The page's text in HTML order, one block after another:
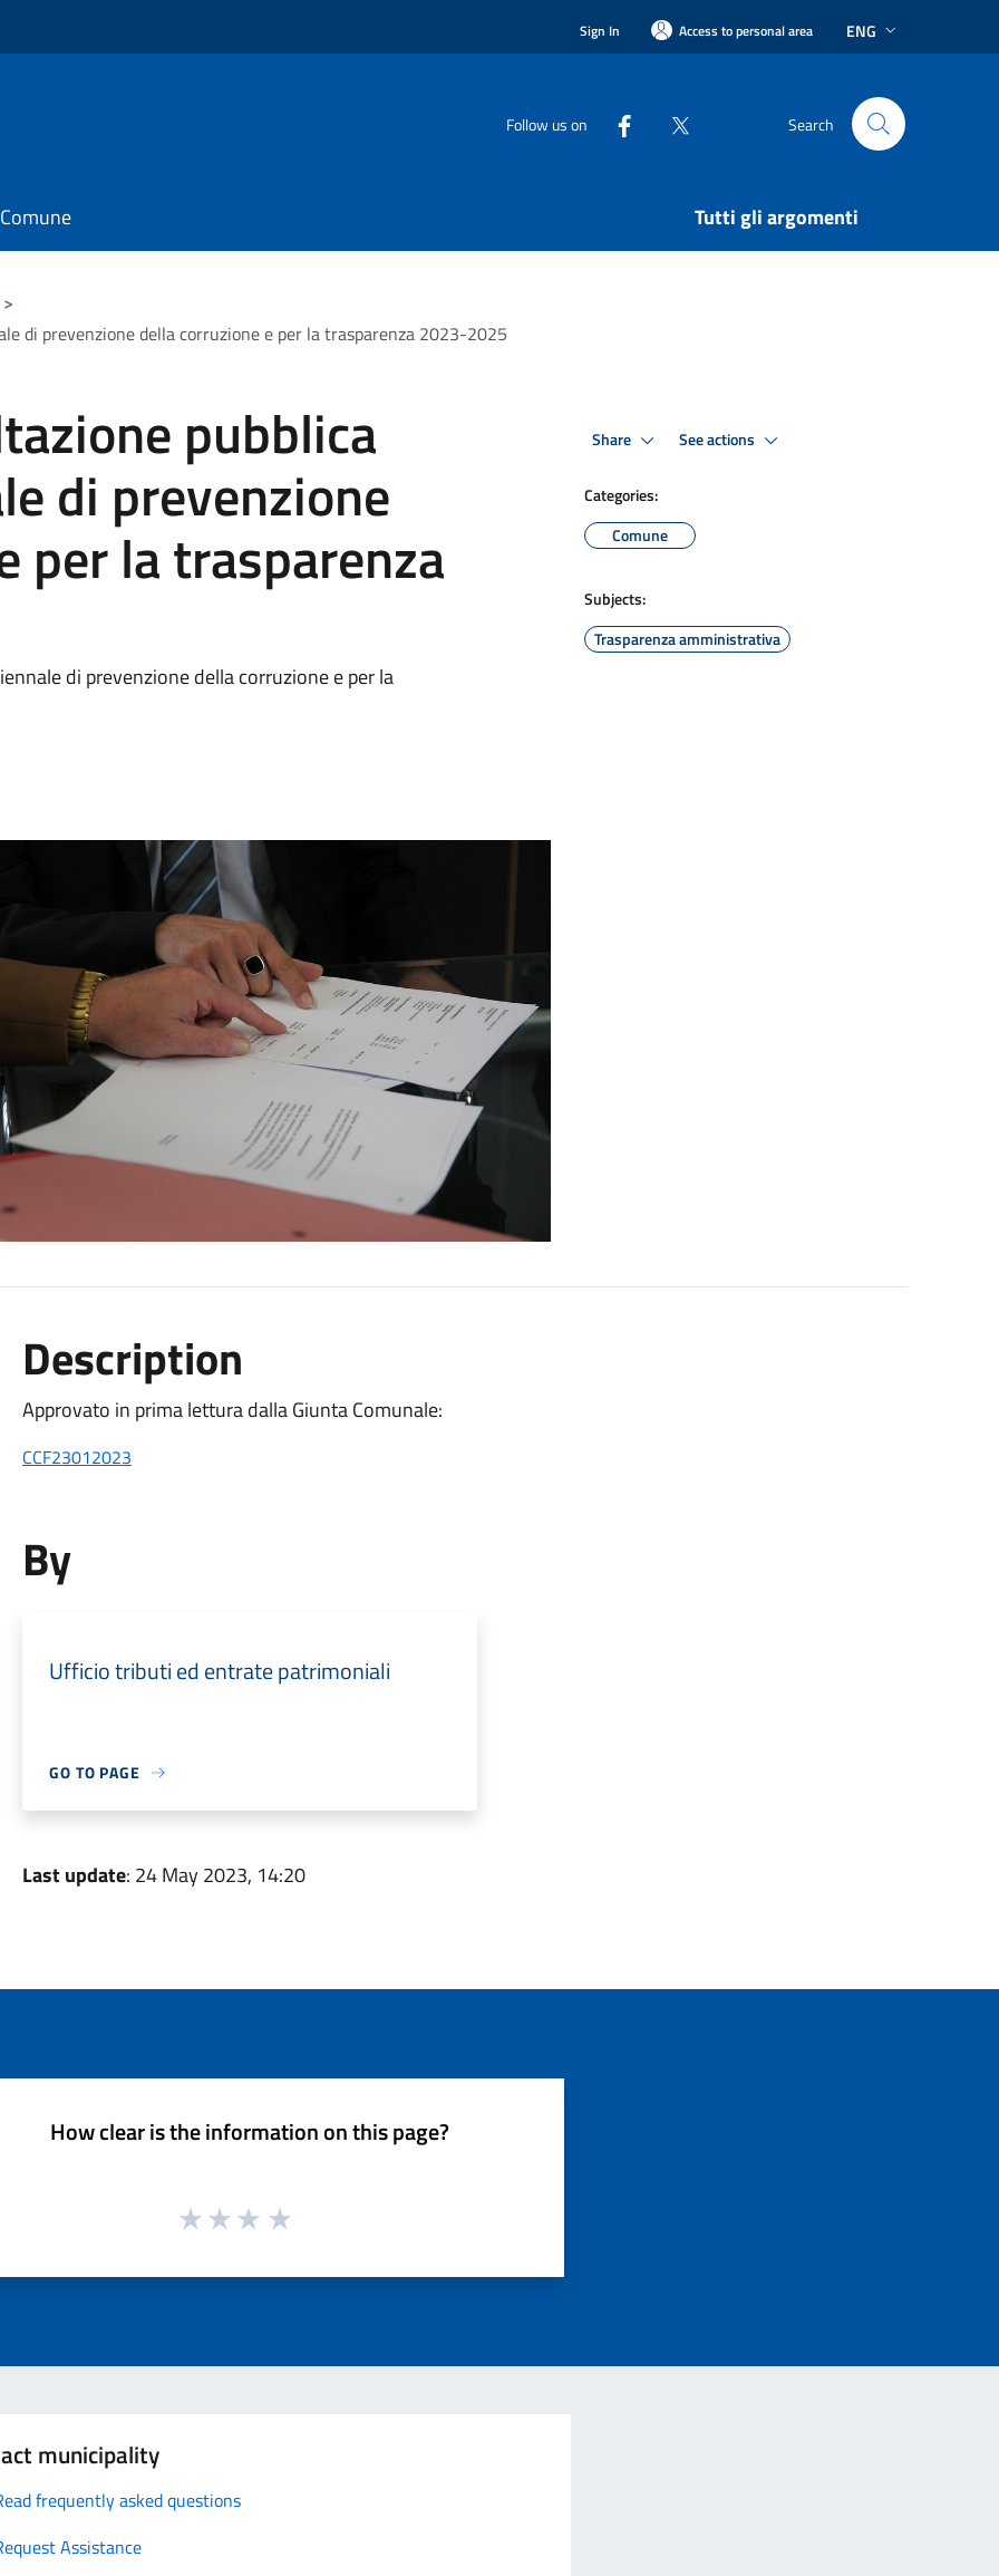
Sign In Access to personal area ENG
Follow us on Search
Tutti gli argomenti
>
di prevenzione della corruzione e per la trasparenza 2023-2025
pubblica
di prevenzione
per la trasparenza
di prevenzione della corruzione e per la
Share See actions
Categories:
Comune
Subjects:
Trasparenza amministrativa
Description
Approvato in prima lettura dalla Giunta Comunale:
CCF23012023
By
Ufficio tributi ed entrate patrimoniali
GO TO PAGE
Last update: 24 May 2023, 14:20
How clear is the information on this page?
municipality
frequently asked questions
Assistance